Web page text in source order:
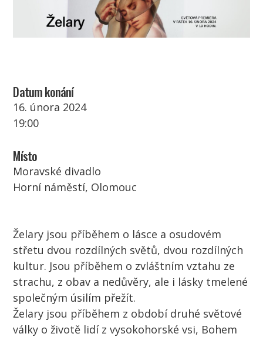
Datum konání
16. února 2024
19:00
Místo
Moravské divadlo
Horní náměstí, Olomouc
Želary jsou příběhem o lásce a osudovém
střetu dvou rozdílných světů, dvou rozdílných
kultur. Jsou příběhem o zvláštním vztahu ze
strachu, z obav a nedůvěry, ale i lásky tmelené
společným úsilím přežít.
Želary jsou příběhem z období druhé světové
války o životě lidí z vysokohorské vsi, Bohem